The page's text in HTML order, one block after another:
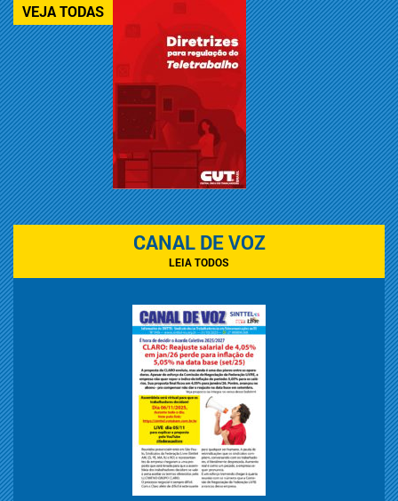
VEJA TODAS
CANAL DE VOZ
LEIA TODOS